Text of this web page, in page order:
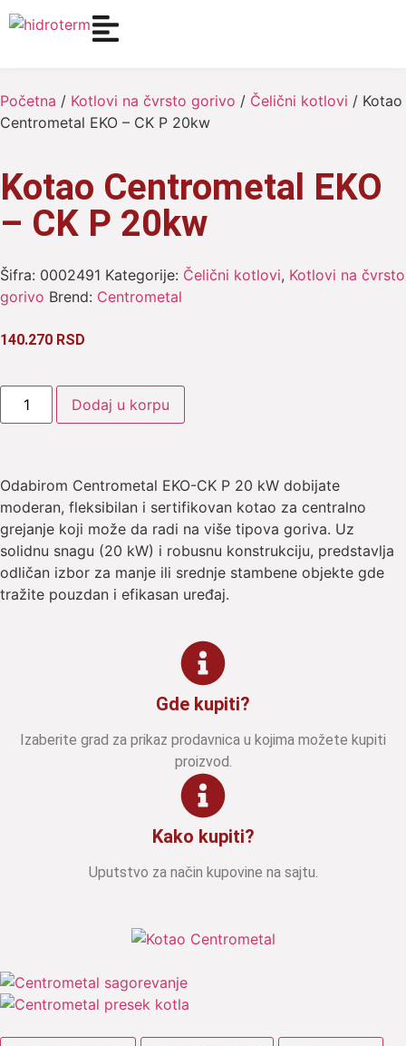
Početna / Kotlovi na čvrsto gorivo / Čelični kotlovi / Kotao
Centrometal EKO – CK P 20kw
Kotao Centrometal EKO
– CK P 20kw
Šifra: 0002491 Kategorije: Čelični kotlovi, Kotlovi na čvrsto
gorivo Brend: Centrometal
140.270 RSD
Dodaj u korpu
Odabirom Centrometal EKO-CK P 20 kW dobijate
moderan, fleksibilan i sertifikovan kotao za centralno
grejanje koji može da radi na više tipova goriva. Uz
solidnu snagu (20 kW) i robusnu konstrukciju, predstavlja
odličan izbor za manje ili srednje stambene objekte gde
tražite pouzdan i efikasan uređaj.
Gde kupiti?
Izaberite grad za prikaz prodavnica u kojima možete kupiti
proizvod.
Kako kupiti?
Uputstvo za način kupovine na sajtu.